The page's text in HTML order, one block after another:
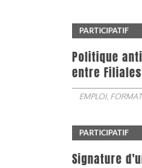
PARTICIPATIF
Politique
entre Filiales
EMPLOI,
PARTICIPATIF
Signature